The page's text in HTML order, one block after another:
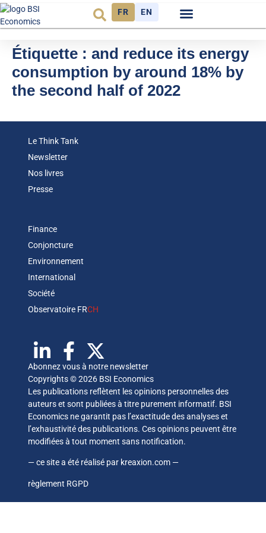
FR EN
Étiquette : and reduce its energy
consumption by around 18% by
the second half of 2022
Le Think Tank
Newsletter
Nos livres
Presse
Finance
Conjoncture
Environnement
International
Société
Observatoire FRCH
Abonnez vous à notre newsletter
Copyrights © 2026 BSI Economics
Les publications reflètent les opinions personnelles des
auteurs et sont publiées à titre purement informatif. BSI
Economics ne garantit pas l’exactitude des analyses et
l’exhaustivité des publications. Ces opinions peuvent être
modifiées à tout moment sans notification.
— ce site a été réalisé par kreaxion.com —
règlement RGPD